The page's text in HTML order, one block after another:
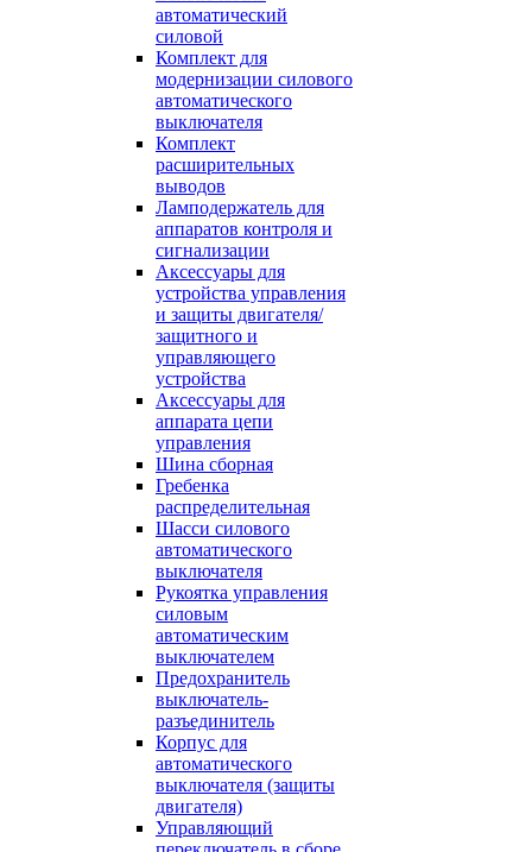
автоматический
силовой
Комплект для
модернизации силового
автоматического
выключателя
Комплект
расширительных
выводов
Ламподержатель для
аппаратов контроля и
сигнализации
Аксессуары для
устройства управления
и защиты двигателя/
защитного и
управляющего
устройства
Аксессуары для
аппарата цепи
управления
Шина сборная
Гребенка
распределительная
Шасси силового
автоматического
выключателя
Рукоятка управления
силовым
автоматическим
выключателем
Предохранитель
выключатель-
разъединитель
Корпус для
автоматического
выключателя (защиты
двигателя)
Управляющий